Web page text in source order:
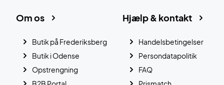
Hjælp & kontakt
Handelsbetingelser
Persondatapolitik
FAQ
Om os
Butik på Frederiksberg
Butik i Odense
Opstrengning